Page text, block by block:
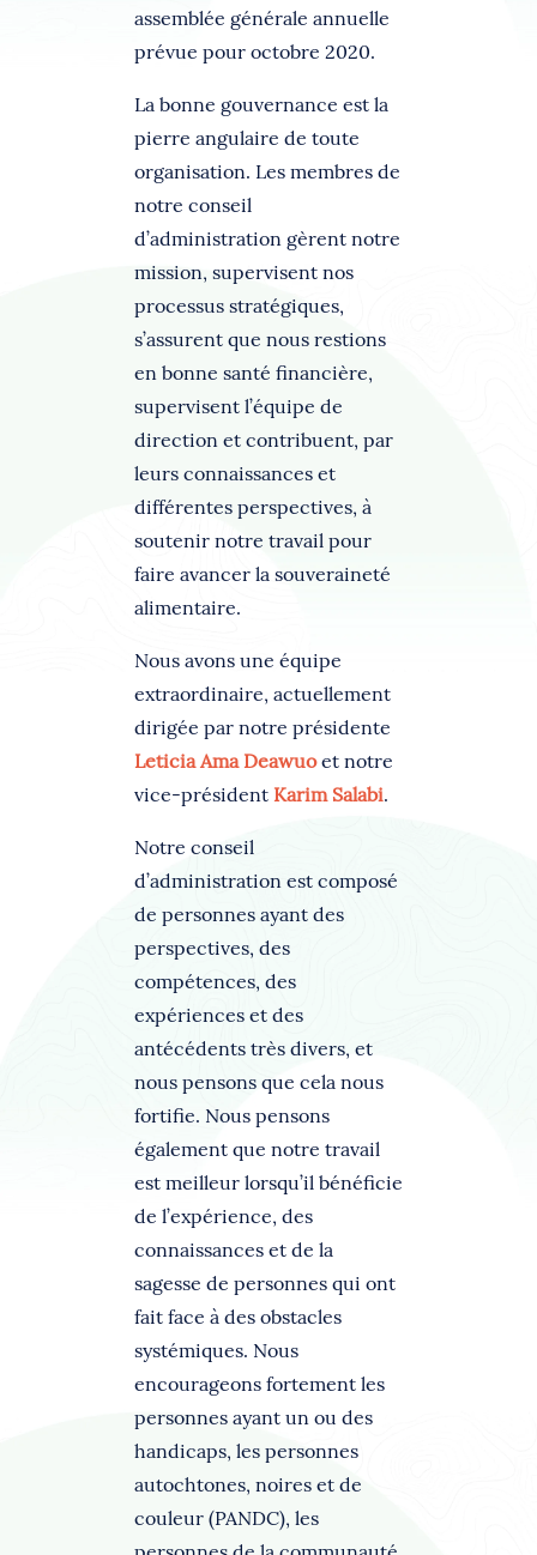
assemblée générale annuelle
prévue pour octobre 2020.
La bonne gouvernance est la
pierre angulaire de toute
organisation. Les membres de
notre conseil
d’administration gèrent notre
mission, supervisent nos
processus stratégiques,
s’assurent que nous restions
en bonne santé financière,
supervisent l’équipe de
direction et contribuent, par
leurs connaissances et
différentes perspectives, à
soutenir notre travail pour
faire avancer la souveraineté
alimentaire.
Nous avons une équipe
extraordinaire, actuellement
dirigée par notre présidente
Leticia Ama Deawuoet notre
vice-président Karim Salabi.
Notre conseil
d’administration est composé
de personnes ayant des
perspectives, des
compétences, des
expériences et des
antécédents très divers, et
nous pensons que cela nous
fortifie. Nous pensons
également que notre travail
est meilleur lorsqu’il bénéficie
de l’expérience, des
connaissances et de la
sagesse de personnes qui ont
fait face à des obstacles
systémiques. Nous
encourageons fortement les
personnes ayant un ou des
handicaps, les personnes
autochtones, noires et de
couleur (PANDC), les